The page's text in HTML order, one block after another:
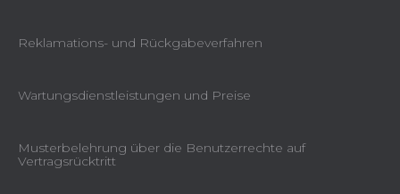
Reklamations- und Rückgabeverfahren
Wartungsdienstleistungen und Preise
Musterbelehrung über die Benutzerrechte auf
Vertragsrücktritt